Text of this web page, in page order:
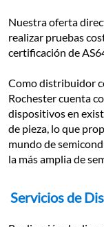
Nuestra oferta
realizar pruebas
certificación de
Como distribuidor
Rochester cuenta
dispositivos en
de pieza, lo que
mundo de
la más amplia de
Servicios de